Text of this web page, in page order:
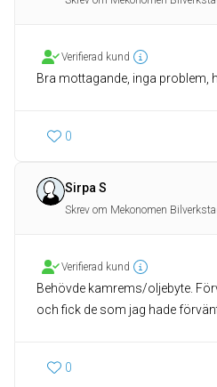
Verifierad kund
Bra mottagande, inga problem,
0
Sirpa S
Skrev om Mekonomen
Verifierad kund
Behövde kamrems/oljebyte.
och fick de som jag hade
0